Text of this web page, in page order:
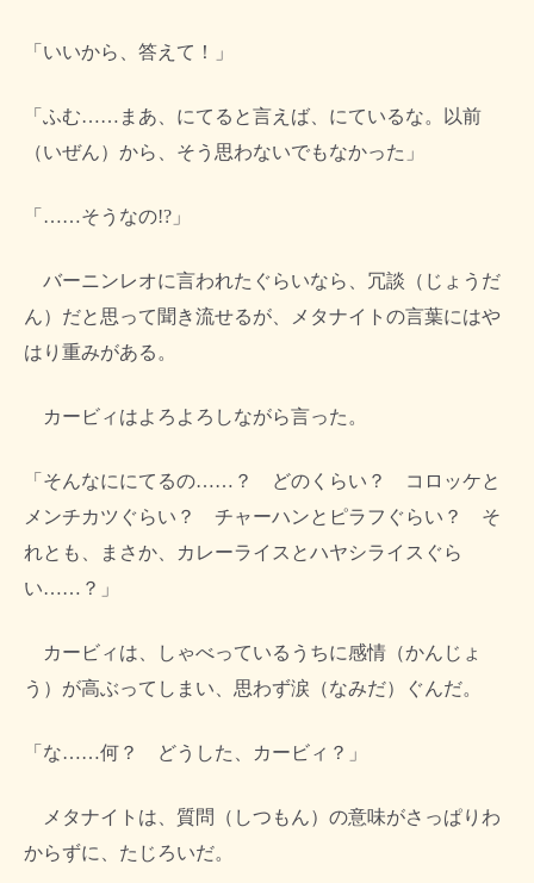
「いいから、答えて！」
「ふむ……まあ、にてると言えば、にているな。以前
（いぜん）から、そう思わないでもなかった」
「……そうなの!?」
バーニンレオに言われたぐらいなら、冗談（じょうだ
ん）だと思って聞き流せるが、メタナイトの言葉にはや
はり重みがある。
カービィはよろよろしながら言った。
「そんなににてるの……？ どのくらい？ コロッケと
メンチカツぐらい？ チャーハンとピラフぐらい？ そ
れとも、まさか、カレーライスとハヤシライスぐら
い……？」
カービィは、しゃべっているうちに感情（かんじょ
う）が高ぶってしまい、思わず涙（なみだ）ぐんだ。
「な……何？ どうした、カービィ？」
メタナイトは、質問（しつもん）の意味がさっぱりわ
からずに、たじろいだ。